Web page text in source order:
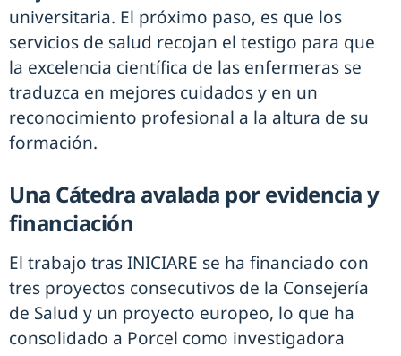
universitaria. El próximo paso, es que los
servicios de salud recojan el testigo para que
la excelencia científica de las enfermeras se
traduzca en mejores cuidados y en un
reconocimiento profesional a la altura de su
formación.
Una Cátedra avalada por evidencia y
financiación
El trabajo tras INICIARE se ha financiado con
tres proyectos consecutivos de la Consejería
de Salud y un proyecto europeo, lo que ha
consolidado a Porcel como investigadora